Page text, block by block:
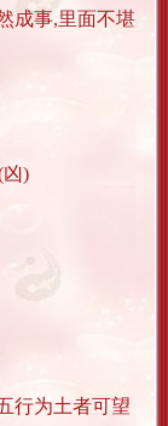
成事,里面不堪
凶)
行为土者可望